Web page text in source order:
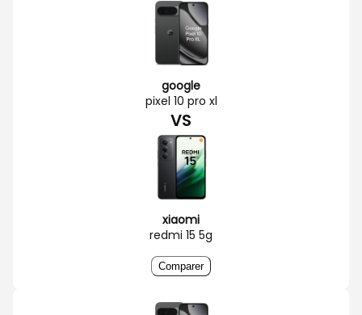
google
pixel 10 pro xl
VS
xiaomi
redmi 15 5g
Comparer